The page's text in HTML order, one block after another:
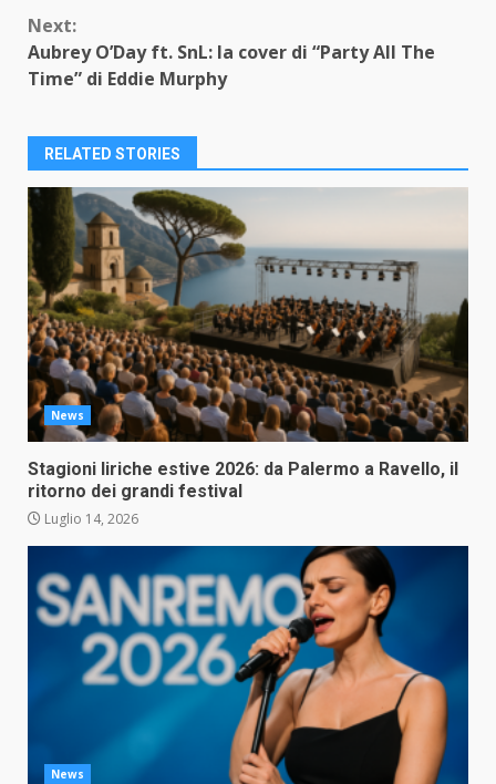
Next:
Aubrey O’Day ft. SnL: la cover di “Party All The
Time” di Eddie Murphy
RELATED STORIES
News
Stagioni liriche estive 2026: da Palermo a Ravello, il
ritorno dei grandi festival
Luglio 14, 2026
News